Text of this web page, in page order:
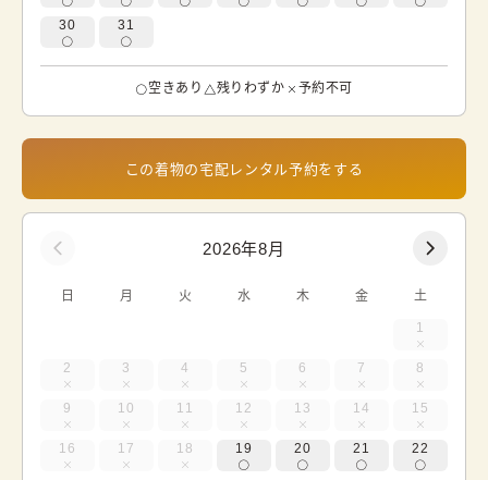
30 31
空きあり 残りわずか 予約不可
この着物の宅配レンタル予約をする
2026年8月
日 月 火 水 木 金 土
1
2 3 4 5 6 7 8
9 10 11 12 13 14 15
16 17 18 19 20 21 22